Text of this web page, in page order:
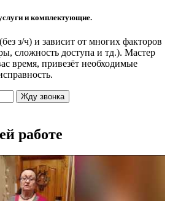
и комплектующие.
з/ч) и зависит от многих факторов
сложность доступа и тд.). Мастер
время, привезёт необходимые
Жду звонка
работе